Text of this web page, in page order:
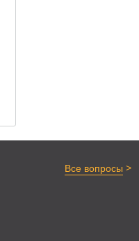
Все вопросы >